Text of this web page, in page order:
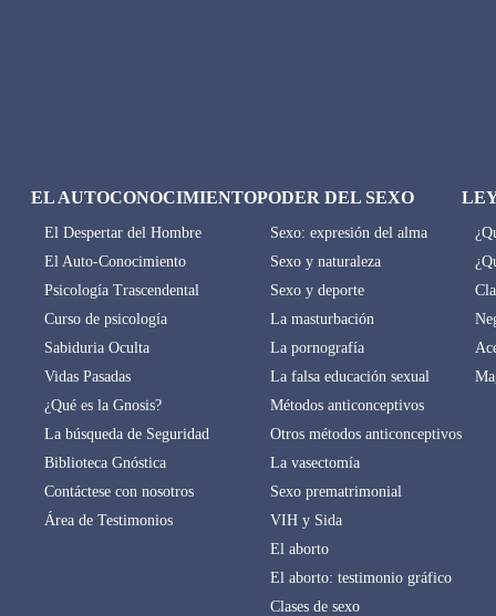
EL AUTOCONOCIMIENTO
El Despertar del Hombre
El Auto-Conocimiento
Psicología Trascendental
Curso de psicología
Sabiduria Oculta
Vidas Pasadas
¿Qué es la Gnosis?
La búsqueda de Seguridad
Biblioteca Gnóstica
Contáctese con nosotros
Área de Testimonios
PODER DEL SEXO
Sexo: expresión del alma
Sexo y naturaleza
Sexo y deporte
La masturbación
La pornografía
La falsa educación sexual
Métodos anticonceptivos
Otros métodos anticonceptivos
La vasectomía
Sexo prematrimonial
VIH y Sida
El aborto
El aborto: testimonio gráfico
Clases de sexo